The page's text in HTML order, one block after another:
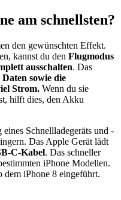
am schnellsten?
den gewünschten Effekt.
kannst du den Flugmodus
ausschalten. Das
sowie die
Strom. Wenn du sie
hilft dies, den Akku
Schnellladegeräts und -
Das Apple Gerät lädt
C-Kabel. Das schneller
iPhone Modellen.
iPhone 8 eingeführt.